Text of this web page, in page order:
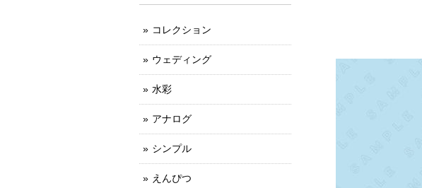
コレクション
ウェディング
水彩
アナログ
シンプル
えんぴつ